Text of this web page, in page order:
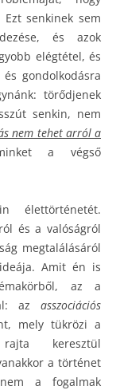
senkinek sem
és azok
elégtétel, és
gondolkodásra
törődjenek
senkin, nem
nem tehet arról a
a végső
élettörténetét.
és a valóságról
megtalálásáról
Amit én is
az a
azasszociációs
mely tükrözi a
keresztül
a történet
a fogalmak